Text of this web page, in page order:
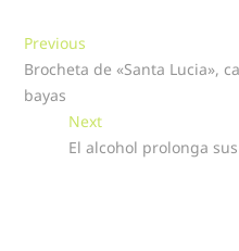
Navegación
de
entradas
Previous
post:
Brocheta de «Santa Lucia»,
bayas
NextNext
post:
El alcohol prolonga